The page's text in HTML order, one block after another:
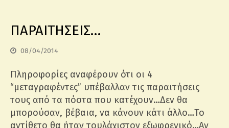
ΠΑΡΑΙΤΗΣΕΙΣ…
08/04/2014
Πληροφορίες αναφέρουν ότι οι 4
“μεταγραφέντες” υπέβαλλαν τις παραιτήσεις
τους από τα πόστα που κατέχουν…Δεν θα
μπορούσαν, βέβαια, να κάνουν κάτι άλλο…Το
αντίθετο θα ήταν τουλάχιστον εξωφρενικό…Αν